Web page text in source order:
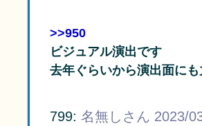
>>950
ビジュアル演出です
去年ぐらいから演出面に
799: 名無しさん 2023/